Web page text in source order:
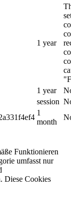
1 year
1 year
session
1
month
Funktionieren
umfasst nur
Diese Cookies